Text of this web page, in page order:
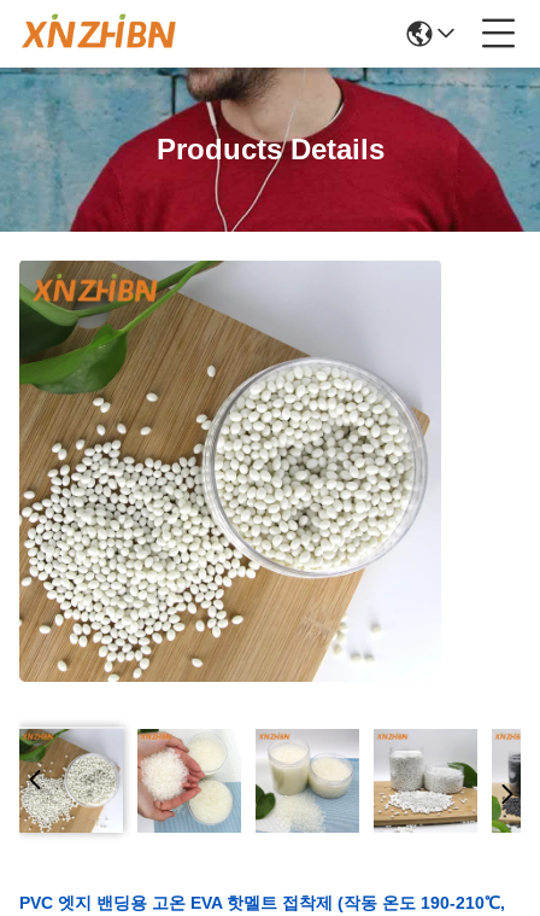
Products Details
PVC 엣지 밴딩용 고온 EVA 핫멜트 접착제 (작동 온도 190-210℃,